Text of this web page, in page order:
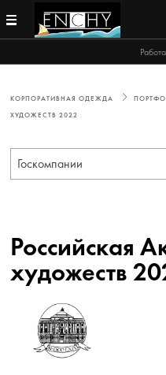
КОРПОРАТИВНАЯ ОДЕЖДА
ХУДОЖЕСТВ 2022
Госкомпании
Российская
художеств